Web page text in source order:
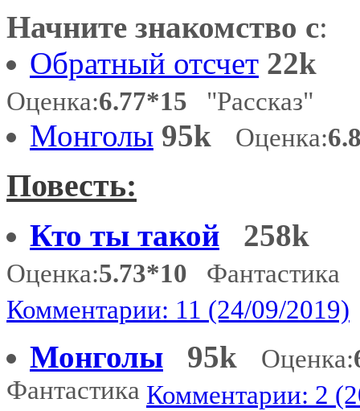
Начните знакомство с:
Обратный отсчет 22k
Оценка:6.77*15 "Рассказ"
Монголы 95k Оценка:
Повесть:
Кто ты такой 258k
Оценка:5.73*10 Фантастика
Комментарии: 11 (24/09/2019)
Монголы 95k Оценка:
Фантастика Комментарии: 2